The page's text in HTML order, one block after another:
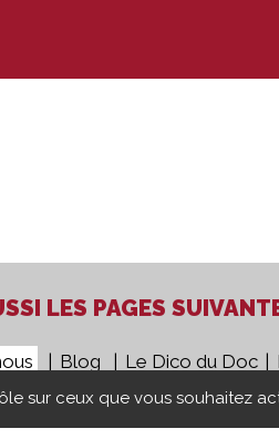
LES PAGES
Blog Le Dico du Doc
Presse Groupe 5COM
sur ceux que vous souhaitez